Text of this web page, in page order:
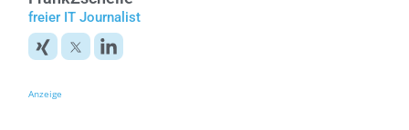
freier IT Journalist
Anzeige